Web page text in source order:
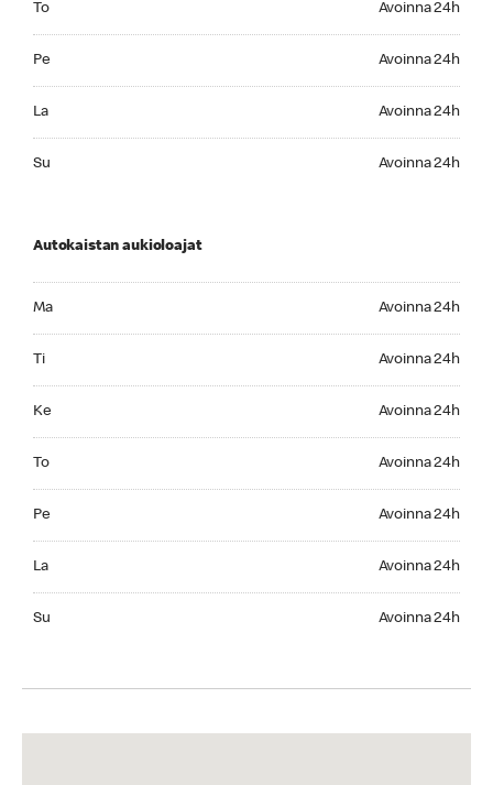
To Avoinna 24h
Pe Avoinna 24h
La Avoinna 24h
Su Avoinna 24h
Autokaistan aukioloajat
Ma Avoinna 24h
Ti Avoinna 24h
Ke Avoinna 24h
To Avoinna 24h
Pe Avoinna 24h
La Avoinna 24h
Su Avoinna 24h